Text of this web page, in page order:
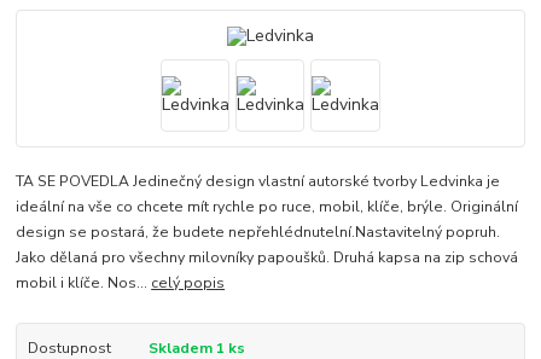
TA SE POVEDLA Jedinečný design vlastní autorské tvorby Ledvinka je
ideální na vše co chcete mít rychle po ruce, mobil, klíče, brýle. Originální
design se postará, že budete nepřehlédnutelní.Nastavitelný popruh.
Jako dělaná pro všechny milovníky papoušků. Druhá kapsa na zip schová
mobil i klíče. Nos... celý popis
Dostupnost Skladem 1 ks